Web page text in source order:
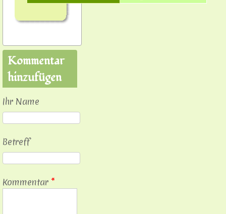
Kommentar
hinzufügen
Ihr Name
Betreff
Kommentar *